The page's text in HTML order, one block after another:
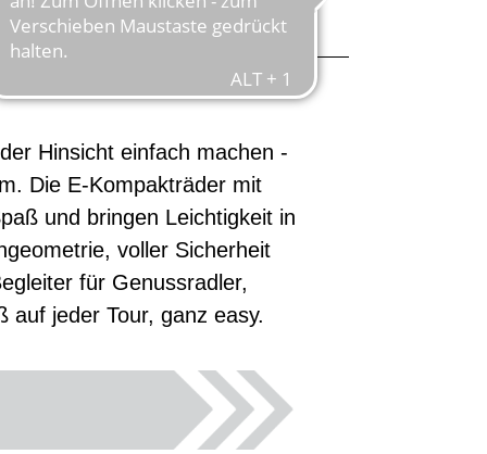
Hinsicht einfach machen -
Die E-Kompakträder mit
und bringen Leichtigkeit in
voller Sicherheit
für Genussradler,
auf jeder Tour, ganz easy.